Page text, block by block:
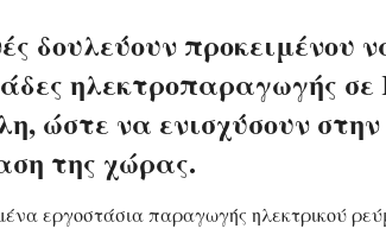
δουλεύουν προκειμένου
ηλεκτροπαραγωγής
ώστε να ενισχύσουν στην
της χώρας.
εργοστάσια παραγωγής ηλεκτρικού